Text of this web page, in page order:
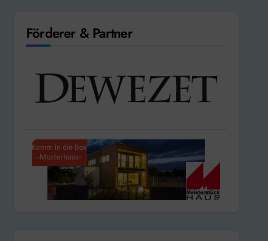
Förderer & Partner